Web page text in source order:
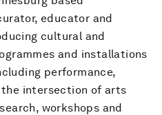
educator and
cultural and
and installations
performance,
intersection of arts
workshops and